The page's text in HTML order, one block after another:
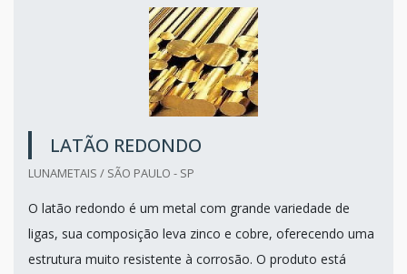
LATÃO REDONDO
LUNAMETAIS / SÃO PAULO - SP
O latão redondo é um metal com grande variedade de
ligas, sua composição leva zinco e cobre, oferecendo uma
estrutura muito resistente à corrosão. O produto está